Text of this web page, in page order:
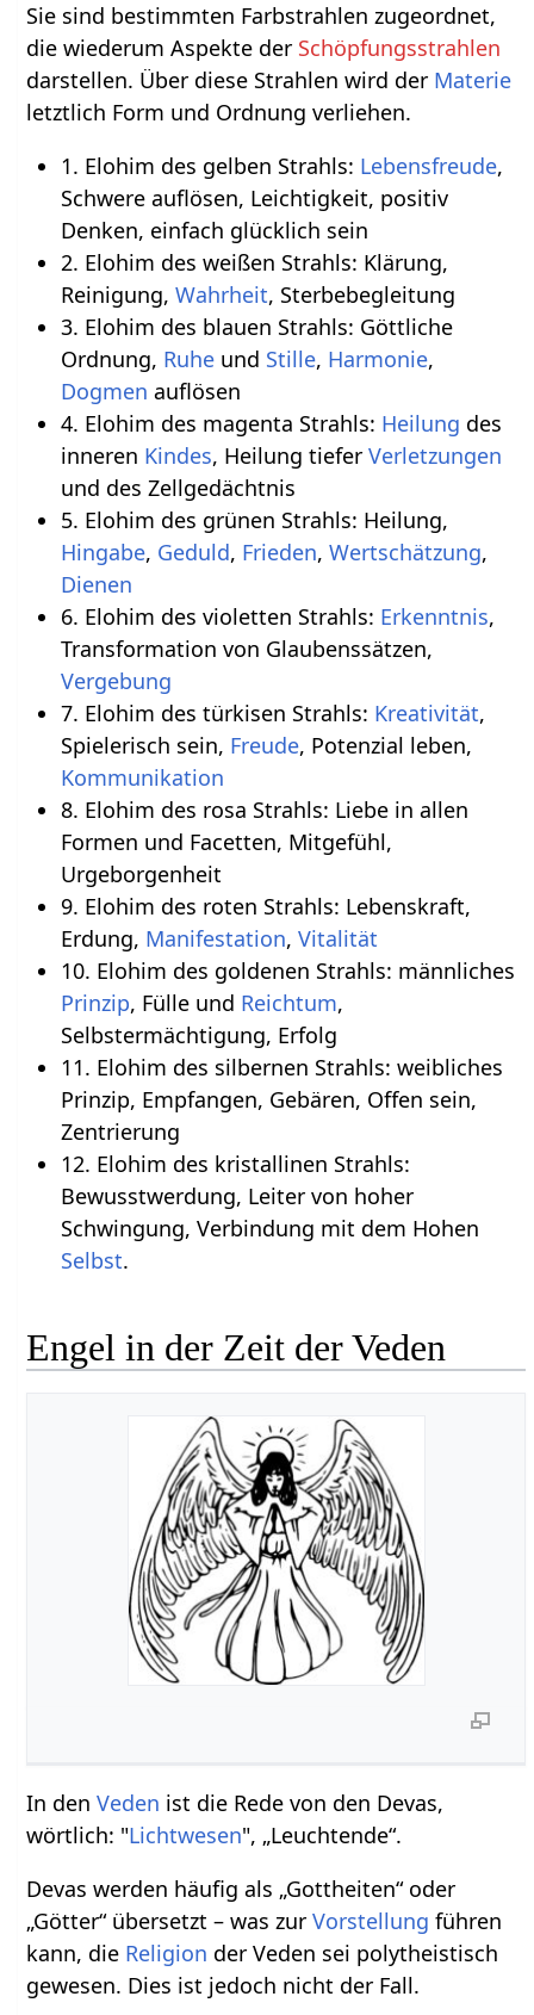
Sie sind bestimmten Farbstrahlen zugeordnet,
die wiederum Aspekte der Schöpfungsstrahlen
darstellen. Über diese Strahlen wird der Materie
letztlich Form und Ordnung verliehen.
1. Elohim des gelben Strahls: Lebensfreude,
Schwere auflösen, Leichtigkeit, positiv
Denken, einfach glücklich sein
2. Elohim des weißen Strahls: Klärung,
Reinigung, Wahrheit, Sterbebegleitung
3. Elohim des blauen Strahls: Göttliche
Ordnung, Ruheund Stille, Harmonie,
Dogmen auflösen
4. Elohim des magenta Strahls: Heilung des
inneren Kindes, Heilung tiefer Verletzungen
und des Zellgedächtnis
5. Elohim des grünen Strahls: Heilung,
Hingabe, Geduld, Frieden, Wertschätzung,
Dienen
6. Elohim des violetten Strahls: Erkenntnis,
Transformation von Glaubenssätzen,
Vergebung
7. Elohim des türkisen Strahls: Kreativität,
Spielerisch sein, Freude, Potenzial leben,
Kommunikation
8. Elohim des rosa Strahls: Liebe in allen
Formen und Facetten, Mitgefühl,
Urgeborgenheit
9. Elohim des roten Strahls: Lebenskraft,
Erdung, Manifestation, Vitalität
10. Elohim des goldenen Strahls: männliches
Prinzip, Fülle und Reichtum,
Selbstermächtigung, Erfolg
11. Elohim des silbernen Strahls: weibliches
Prinzip, Empfangen, Gebären, Offen sein,
Zentrierung
12. Elohim des kristallinen Strahls:
Bewusstwerdung, Leiter von hoher
Schwingung, Verbindung mit dem Hohen
Selbst.
Engel in der Zeit der Veden
In denVeden ist die Rede von den Devas,
wörtlich: "Lichtwesen", „Leuchtende“.
Devas werden häufig als „Gottheiten“ oder
„Götter“ übersetzt – was zurVorstellung führen
kann, die Religion der Veden sei polytheistisch
gewesen. Dies ist jedoch nicht der Fall.